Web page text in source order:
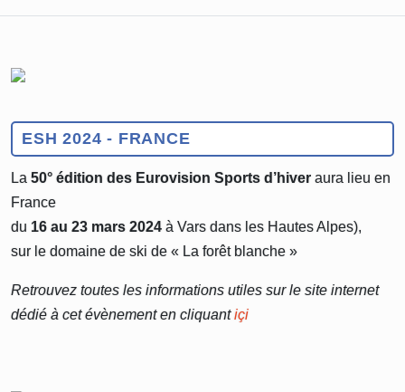
ESH 2024 - FRANCE
La 50° édition des Eurovision Sports d’hiver aura lieu en
France
du 16 au 23 mars 2024 à Vars dans les Hautes Alpes),
sur le domaine de ski de « La forêt blanche »
Retrouvez toutes les informations utiles sur le site internet
dédié à cet évènement en cliquantiçi